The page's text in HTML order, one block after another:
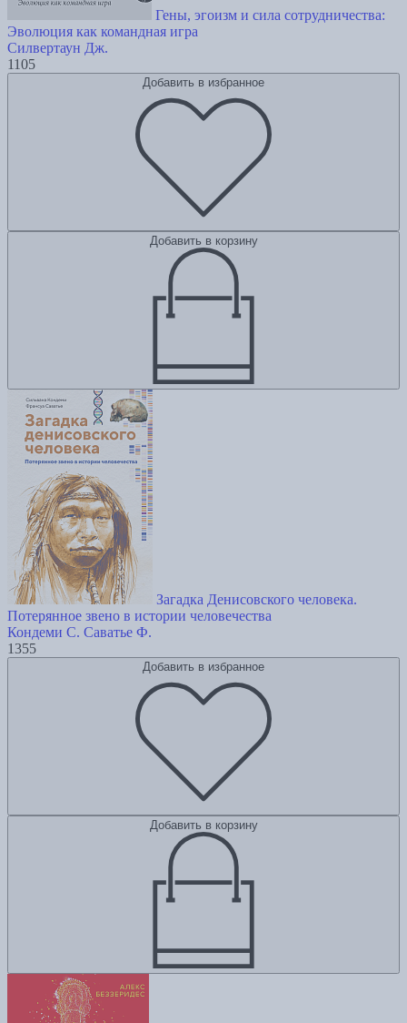
Гены, эгоизм и сила сотрудничества:
Эволюция как командная игра
Силвертаун Дж.
1105
Добавить в избранное
Добавить в корзину
Загадка Денисовского человека.
Потерянное звено в истории человечества
Кондеми С. Саватье Ф.
1355
Добавить в избранное
Добавить в корзину